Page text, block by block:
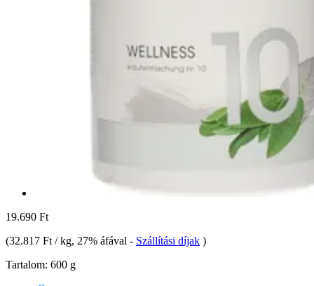
19.690 Ft
(32.817 Ft / kg, 27% áfával - Szállítási díjak )
Tartalom: 600 g